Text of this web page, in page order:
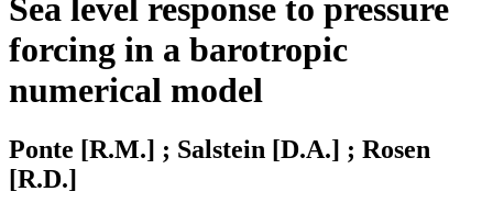
Sea level response to pressure
forcing in a barotropic
numerical model
Ponte [R.M.] ; Salstein [D.A.] ; Rosen
[R.D.]